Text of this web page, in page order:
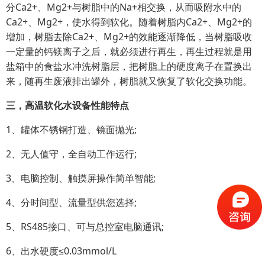
分Ca2+、Mg2+与树脂中的Na+相交换，从而吸附水中的
Ca2+、Mg2+，使水得到软化。随着树脂内Ca2+、Mg2+的
增加，树脂去除Ca2+、Mg2+的效能逐渐降低，当树脂吸收
一定量的钙镁离子之后，就必须进行再生，再生过程就是用
盐箱中的食盐水冲洗树脂层，把树脂上的硬度离子在置换出
来，随再生废液排出罐外，树脂就又恢复了软化交换功能。
三，高温软化水设备性能特点
1、罐体不锈钢打造、镜面抛光;
2、无人值守，全自动工作运行;
3、电脑控制、触摸屏操作简单智能;
4、分时间型、流量型供您选择;
5、RS485接口、可与总控室电脑通讯;
6、出水硬度≤0.03mmol/L